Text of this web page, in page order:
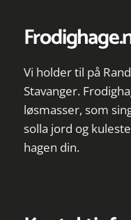
Vi holder til på
Stavanger.
løsmasser, som
solla jord og
hagen din.